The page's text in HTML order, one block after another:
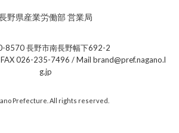
野県産業労働部 営業局
8570 長野市南長野幅下692-2
026-235-7496 / Mail brand@pref.nagano.l
g.jp
Prefecture. All rights reserved.